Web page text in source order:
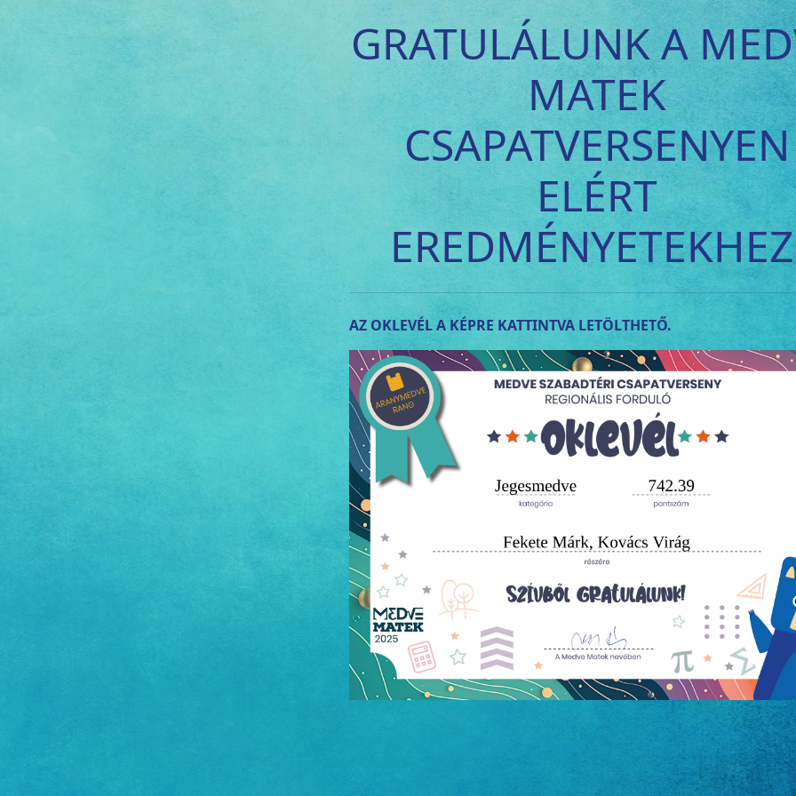
GRATULÁLUNK A
MATEK
CSAPATVERSENYEN
ELÉRT
AZ OKLEVÉL A KÉPRE KATTINTVA LETÖLTHETŐ.